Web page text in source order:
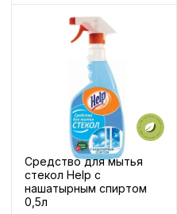
Средство для мытья
стекол Help с
нашатырным спиртом
0,5л